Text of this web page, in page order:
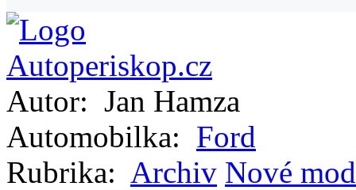
Autor: Jan Hamza
Automobilka: Ford
Rubrika: Archiv Nové